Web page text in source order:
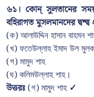
৬১। কোন্ সুলতানের সময়
বহিরাগত মুসলমানদের
(ক) আলাউদ্দিন হাসান বাহমন
(খ) ফতেউল্লাহ ইমাদ উল মুলক
(গ) মামুদ শাহ
(ঘ) কলিমউল্লাহ শাহ।
উত্তরঃ(গ) মামুদ শাহ ✓